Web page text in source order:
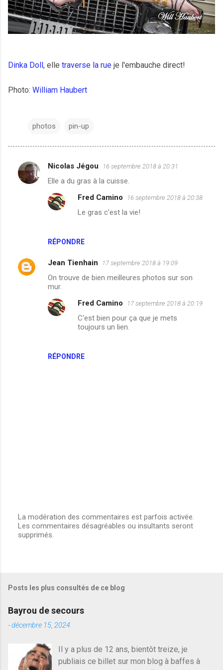
Dinka Doll , elle traverse la rue je l'embauche direct!
Photo: William Haubert
photos pin-up
C
a
Nicolas Jégou 16 septembre 2018 à 20:31
Elle a du gras à la cuisse.
RÉPONDRE
Fred Camino 16 septembre 2018 à 20:38
Le gras c'est la vie!
Jean Tienhain 17 septembre 2018 à 19:09
On trouve de bien meilleures photos sur son
mur.
RÉPONDRE
Fred Camino 17 septembre 2018 à 20:19
C'est bien pour ça que je mets
toujours un lien.
E
n
t
e
r
u
m
La modération des commentaires est parfois activée.
Les commentaires désagréables ou insultants seront
supprimés.
Posts les plus consultés de ce blog
Bayrou de secours
-décembre 15, 2024
Il y a plus de 12 ans, bientôt treize, je
publiais ce billet sur mon blog à baffes à